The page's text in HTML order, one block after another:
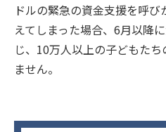
ドルの緊急の資金支援を呼
えてしまった場合、6月以降
じ、10万人以上の子どもた
ません。